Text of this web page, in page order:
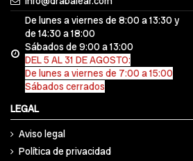
De lunes a viernes de 8:00 a 13:30 y
de 14:30 a 18:00
Sábados de 9:00 a 13:00
DEL 5 AL 31 DE AGOSTO:
De lunes a viernes de 7:00 a 15:00
Sábados cerrados
LEGAL
Aviso legal
Política de privacidad